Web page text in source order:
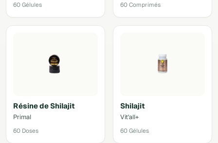
60 Gélules 60 Comprimés
Résine de Shilajit
Primal
60 Doses
Shilajit
Vit'all+
60 Gélules